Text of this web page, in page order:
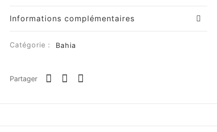
Informations complémentaires
Catégorie : Bahia
Partager